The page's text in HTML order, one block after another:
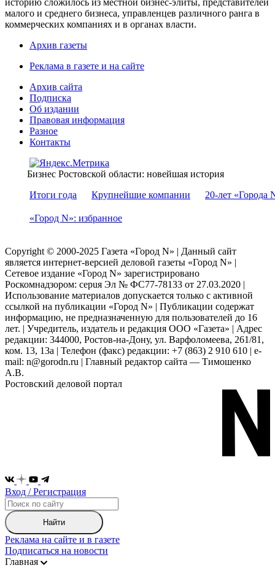
историю сложилось из местной бизнес-элиты, представителей
малого и среднего бизнеса, управленцев различного ранга в
коммерческих компаниях и в органах власти.
Архив газеты
Реклама в газете и на сайте
Архив сайта
Подписка
Об издании
Правовая информация
Разное
Контакты
Бизнес Ростовской области: новейшая история
Итоги года
Крупнейшие компании 20-лет «Города
«Город N»: избранное
Copyright © 2000-2025 Газета «Город N» | Данный сайт
является интернет-версией деловой газеты «Город N» |
Сетевое издание «Город N» зарегистрировано
Роскомнадзором: серuя Эл № ФС77-78133 от 27.03.2020 |
Использование материалов допускается только с активной
ссылкой на публикации «Город N» | Публикации содержат
информацию, не предназначенную для пользователей до 16
лет. | Учредитель, издатель и редакция ООО «Газета» | Адрес
редакции: 344000, Ростов-на-Дону, ул. Варфоломеева, 261/81,
ком. 13, 13а | Телефон (факс) редакции: +7 (863) 2 910 610 | e-
mail: n@gorodn.ru | Главный редактор сайта — Тимошенко
А.В.
Ростовский деловой портал
Вход / Регистрация
Найти
Реклама на сайте и в газете
Подписаться на новости
Главная